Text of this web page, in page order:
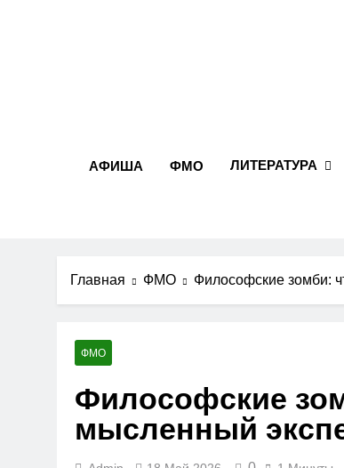
АФИША ФМО ЛИТЕРАТУРА
Главная ФМО Философские зомби:
ФМО
Философские
мысленный